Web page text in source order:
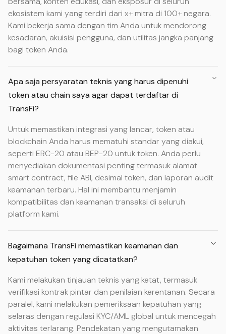
ekosistem kami yang terdiri dari x+ mitra di 100+ negara.
Kami bekerja sama dengan tim Anda untuk mendorong
kesadaran, akuisisi pengguna, dan utilitas jangka panjang
bagi token Anda.
Apa saja persyaratan teknis yang harus dipenuhi
token atau chain saya agar dapat terdaftar di
TransFi?
Untuk memastikan integrasi yang lancar, token atau
blockchain Anda harus mematuhi standar yang diakui,
seperti ERC-20 atau BEP-20 untuk token. Anda perlu
menyediakan dokumentasi penting termasuk alamat
smart contract, file ABI, desimal token, dan laporan audit
keamanan terbaru. Hal ini membantu menjamin
kompatibilitas dan keamanan transaksi di seluruh
platform kami.
Bagaimana TransFi memastikan keamanan dan
kepatuhan token yang dicatatkan?
Kami melakukan tinjauan teknis yang ketat, termasuk
verifikasi kontrak pintar dan penilaian kerentanan. Secara
paralel, kami melakukan pemeriksaan kepatuhan yang
selaras dengan regulasi KYC/AML global untuk mencegah
aktivitas terlarang. Pendekatan yang mengutamakan